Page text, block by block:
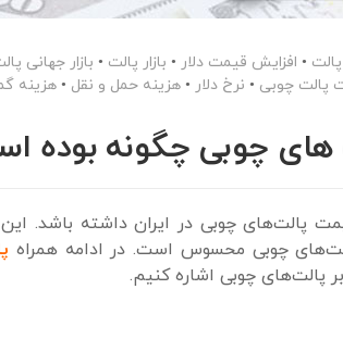
• افزایش قیمت دلار • بازار پالت • بازار جهانی
پالت چوبی • نرخ دلار • هزینه حمل و نقل • هزینه
های چوبی چگونه بوده
پالت‌های چوبی در ایران داشته باشد. این
چوبی محسوس است. در ادامه همراه
پالت‌های چوبی اشاره کنیم.